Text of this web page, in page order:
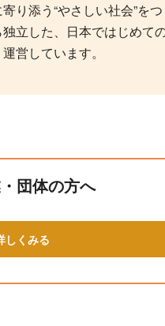
り添う“やさしい社会”を
立した、日本ではじめて
営しています。
団体の方へ
しくみる